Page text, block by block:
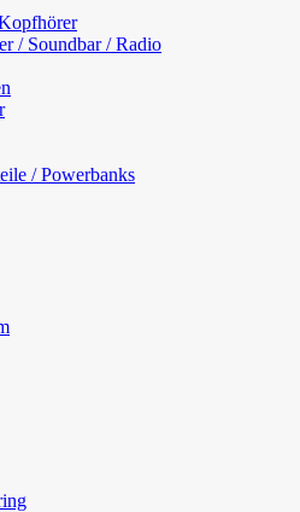
/ Soundbar / Radio
/ Powerbanks